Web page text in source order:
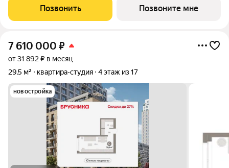
горка. Особенности планировки: балкон, вид во двор,
гардеробная, предчистовая
Позвонить Позвоните мне
7 610 000 ₽
от 31 892 ₽ в месяц
29,5 м²
квартира-студия 4 этаж из 17
новостройка